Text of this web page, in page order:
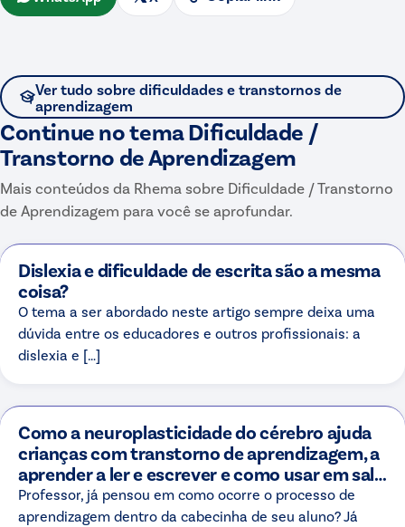
Ver tudo sobre dificuldades e transtornos de
aprendizagem
Continue no temaDificuldade /
Transtorno de Aprendizagem
Mais conteúdos da Rhema sobre Dificuldade / Transtorno
de Aprendizagem para você se aprofundar.
Dislexia e dificuldade de escrita são a mesma
coisa?
O tema a ser abordado neste artigo sempre deixa uma
dúvida entre os educadores e outros profissionais: a
dislexia e […]
Como a neuroplasticidade do cérebro ajuda
crianças com transtorno de aprendizagem, a
aprender a ler e escrever e como usar em sala
de aula?
Professor, já pensou em como ocorre o processo de
aprendizagem dentro da cabecinha de seu aluno? Já